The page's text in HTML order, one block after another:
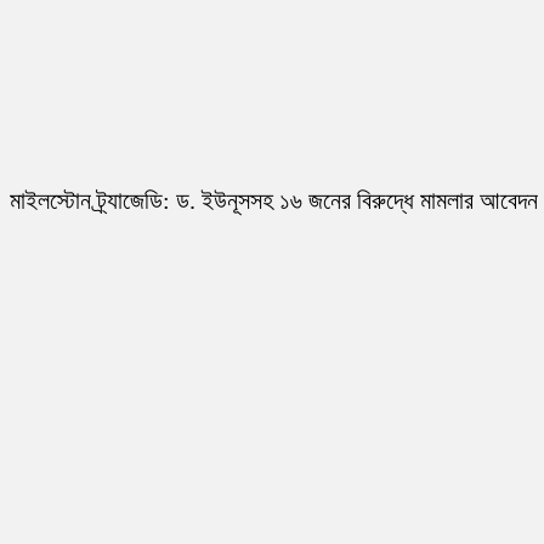
মাইলস্টোন ট্র্যাজেডি: ড. ইউনূসসহ ১৬ জনের বিরুদ্ধে মামলার আবেদন